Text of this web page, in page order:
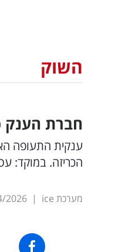
השוק
חברת הענק
ענקית התעופה
הכריזה. במוקד: עסקת ענק למכירת 20 מטוסים
מערכת ice |
2026